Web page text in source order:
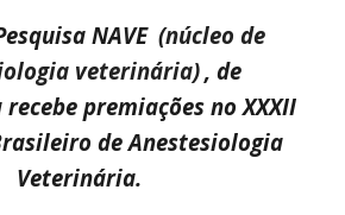
NAVE (núcleo de
veterinária), de
recebe premiações no XXXII
de Anestesiologia
Veterinária.